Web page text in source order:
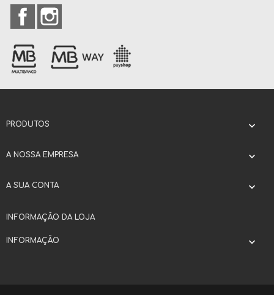
Facebook
PRODUTOS 
A NOSSA EMPRESA 
A SUA CONTA 
INFORMAÇÃO DA LOJA
INFORMAÇÃO 